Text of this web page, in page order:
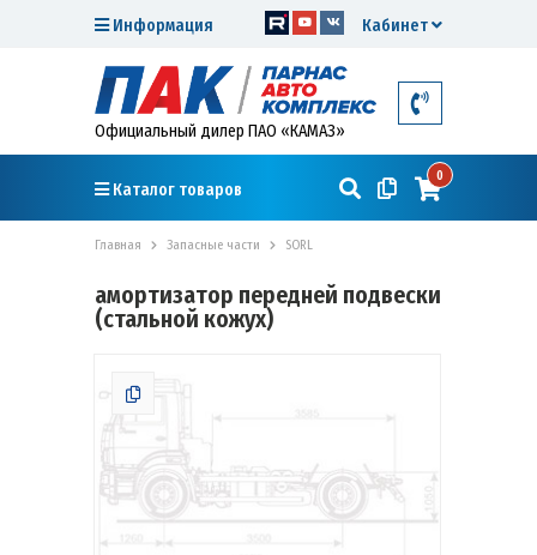
Кабинет
Информация
Официальный дилер ПАО «КАМАЗ»
Каталог товаров
0
Главная Запасные части SORL
амортизатор передней подвески
(стальной кожух)